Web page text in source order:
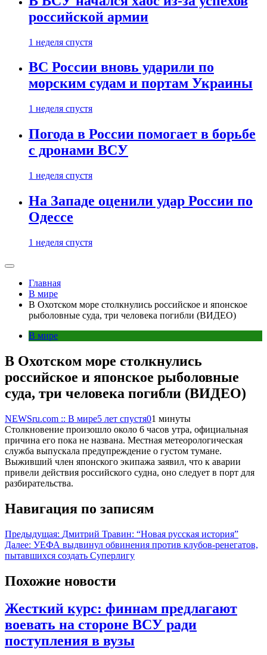
российской армии
1 неделя спустя
ВС России вновь ударили по
морским судам и портам Украины
1 неделя спустя
Погода в России помогает в борьбе
с дронами ВСУ
1 неделя спустя
На Западе оценили удар России по
Одессе
1 неделя спустя
Главная
В мире
В Охотском море столкнулись российское и японское
рыболовные суда, три человека погибли (ВИДЕО)
В мире
В Охотском море столкнулись
российское и японское рыболовные
суда, три человека погибли (ВИДЕО)
NEWSru.com :: В мире5 лет спустя01 минуты
Столкновение произошло около 6 часов утра, официальная
причина его пока не названа. Местная метеорологическая
служба выпускала предупреждение о густом тумане.
Выживший член японского экипажа заявил, что к аварии
привели действия российского судна, оно следует в порт для
разбирательства.
Навигация по записям
Предыдущая: Дмитрий Травин: “Новая русская история”
Далее: УЕФА выдвинул обвинения против клубов-ренегатов,
пытавшихся создать Суперлигу
Похожие новости
Жесткий курс: финнам предлагают
воевать на стороне ВСУ ради
поступления в вузы